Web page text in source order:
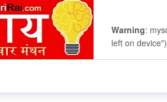
Warning:
left on